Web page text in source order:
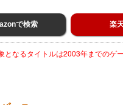
で検索 楽
となるタイトルは2003年までのゲ